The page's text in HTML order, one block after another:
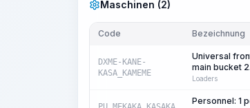
Maschinen (2)
Code Bezeichnung
DXME-KANE-
KASA_KAMEME
Universal
main bucket
Loaders
Personnel: 1